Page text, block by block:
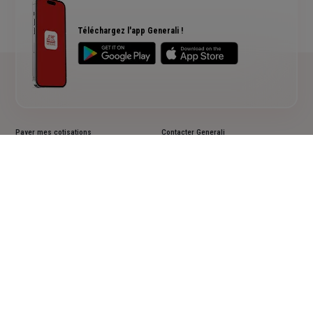
Téléchargez l'app Generali !
Assurance cyber risques
Assurance créateur d'entreprise
Payer mes cotisations Contacter Generali